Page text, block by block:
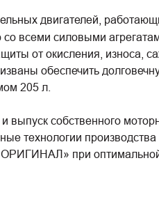
двигателей,
со всеми силовыми
от окисления, износа,
обеспечить
205 л.
собственного
технологии производства
ОРИГИНАЛ» при